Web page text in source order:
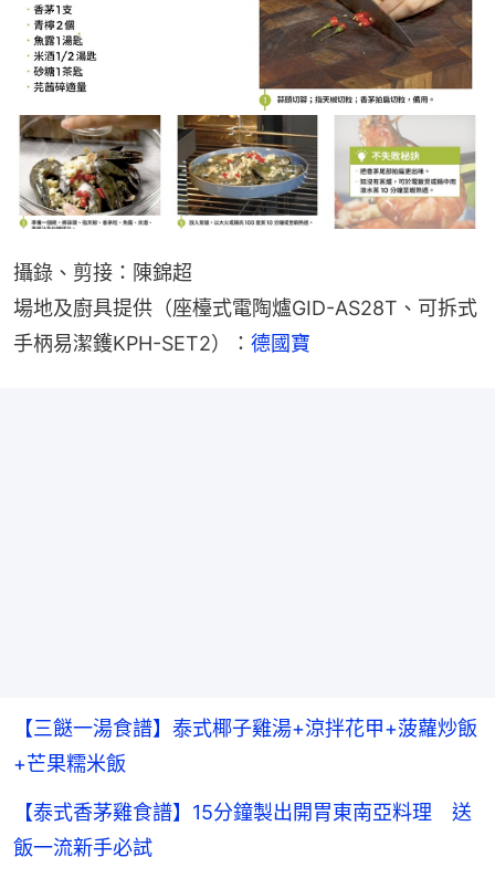
攝錄、剪接：陳錦超
場地及廚具提供（座檯式電陶爐GID-AS28T、可拆式
手柄易潔鑊KPH-SET2）： 德國寶
【三餸一湯食譜】泰式椰子雞湯+涼拌花甲+菠蘿炒飯
+芒果糯米飯
【泰式香茅雞食譜】15分鐘製出開胃東南亞料理 送
飯一流新手必試